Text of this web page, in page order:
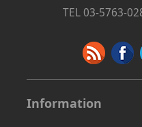
TEL 03-5763-
Information